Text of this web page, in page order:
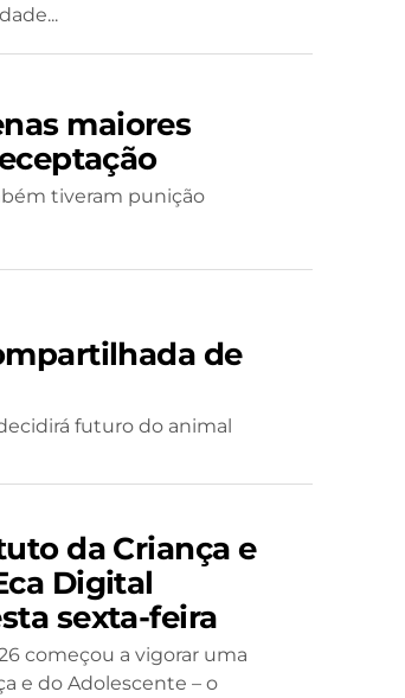
maiores
tiveram punição
de
futuro do animal
da Criança e
Digital
sexta-feira
começou a vigorar uma
e do Adolescente – o